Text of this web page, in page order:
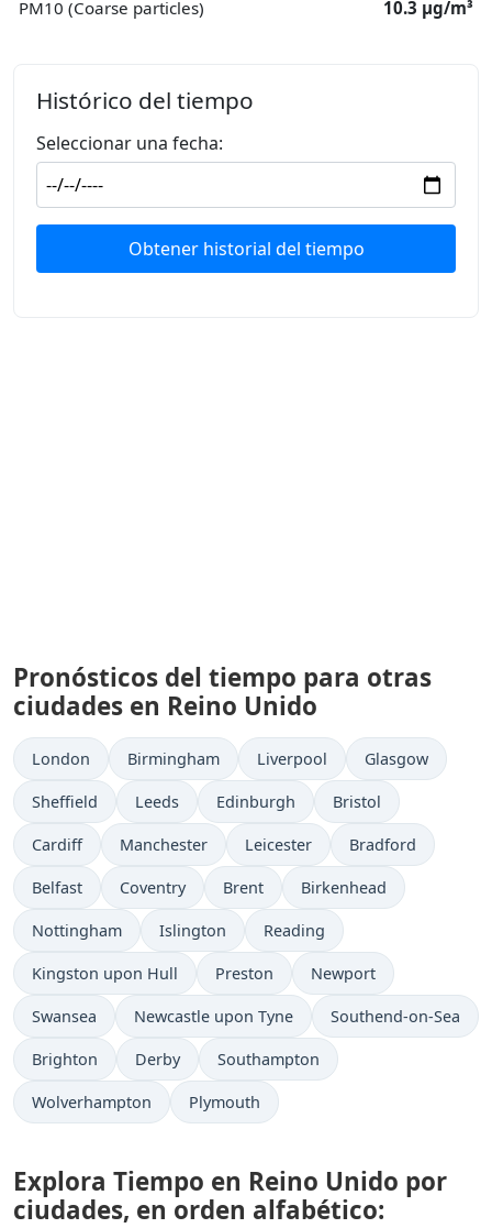
PM10 (Coarse particles) 10.3 μg/m³
Histórico del tiempo
Seleccionar una fecha:
Obtener historial del tiempo
Pronósticos del tiempo para otras
ciudades en Reino Unido
London Birmingham Liverpool Glasgow
Sheffield Leeds Edinburgh Bristol
Cardiff Manchester Leicester Bradford
Belfast Coventry Brent Birkenhead
Nottingham Islington Reading
Kingston upon Hull Preston Newport
Swansea Newcastle upon Tyne Southend-on-Sea
Brighton Derby Southampton
Wolverhampton Plymouth
Explora Tiempo en Reino Unido por
ciudades, en orden alfabético: